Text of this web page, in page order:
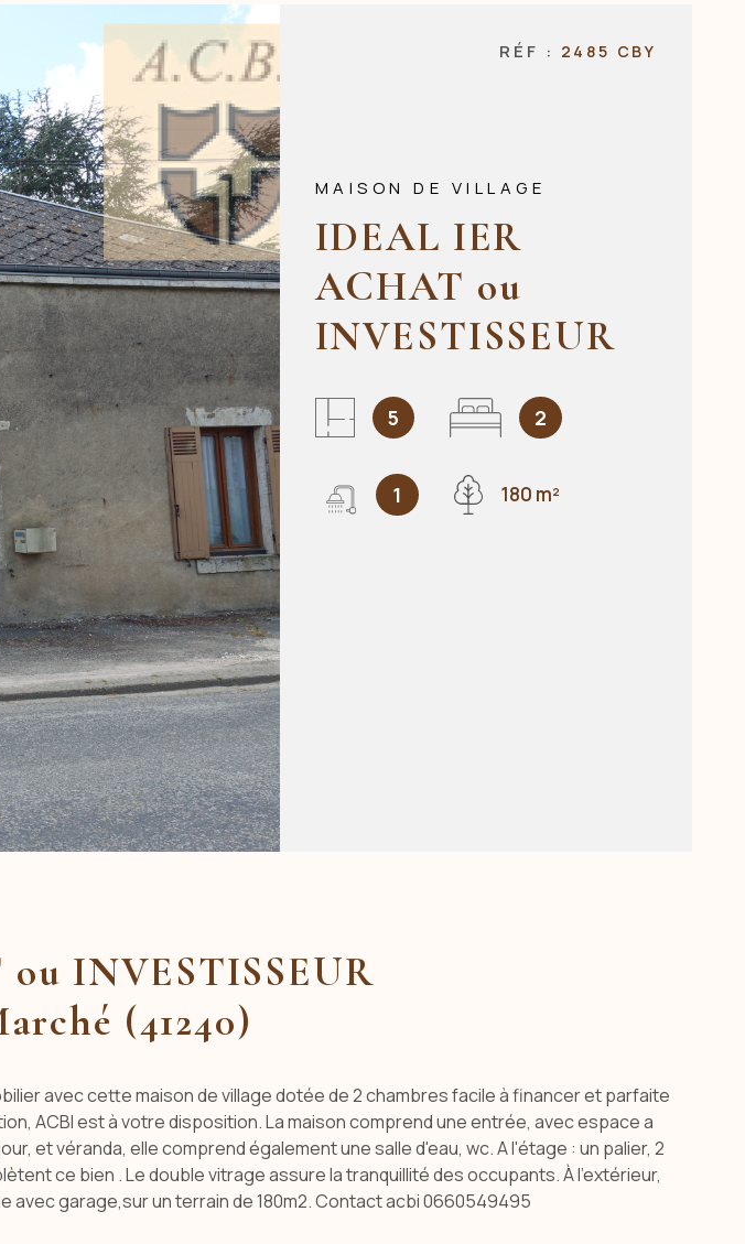
RÉF : 2485 CBY
MAISON DE VILLAGE
IDEAL IER
ACHAT ou
INVESTISSEUR
5 2
1 180 m²
INVESTISSEUR
(41240)
avec cette maison de village dotée de 2 chambres facile à financer et parfaite
ACBI est à votre disposition. La maison comprend une entrée, avec espace a
et véranda, elle comprend également une salle d'eau, wc. A l'étage : un palier, 2
ce bien . Le double vitrage assure la tranquillité des occupants. À l'extérieur,
garage,sur un terrain de 180m2. Contact acbi 0660549495